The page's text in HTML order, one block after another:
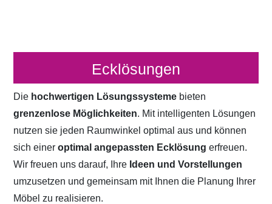
Ecklösungen
Die hochwertigen Lösungssysteme bieten
grenzenlose Möglichkeiten. Mit intelligenten Lösungen
nutzen sie jeden Raumwinkel optimal aus und können
sich eineroptimal angepassten Ecklösung erfreuen.
Wir freuen uns darauf, Ihre Ideen und Vorstellungen
umzusetzen und gemeinsam mit Ihnen die Planung Ihrer
Möbel zu realisieren.